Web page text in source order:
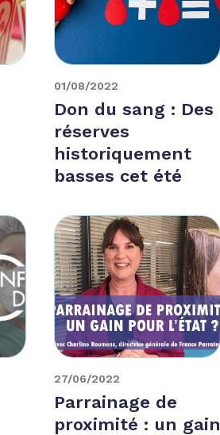
01/08/2022
Don du sang : Des
réserves
historiquement
basses cet été
27/06/2022
Parrainage de
proximité : un gain